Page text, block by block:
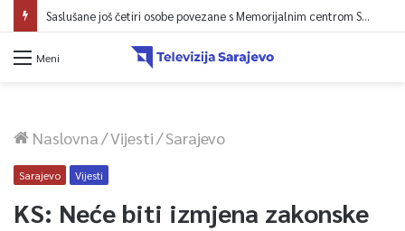
Saslušane još četiri osobe povezane s Memorijalnim centrom Srebrenica, na spisku ukupno 26
Meni
Naslovna/Vijesti/Sarajevo
Sarajevo Vijesti
KS: Neće biti izmjena zakonske